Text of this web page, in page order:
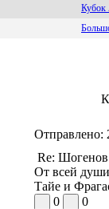
Отправлено:
Re:
От всей
Тайе и
0
0